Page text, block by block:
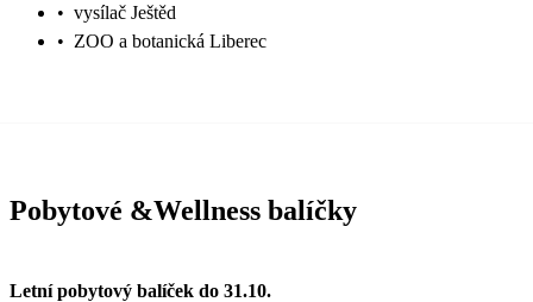
• vysílač Ještěd
• ZOO a botanická Liberec
Pobytové &Wellness balíčky
Letní pobytový balíček do 31.10.